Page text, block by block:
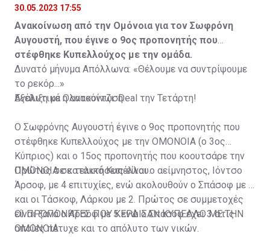
30.05.2023 17:55
Ανακοίνωση από την Ομόνοια για τον Σωφρόνη
Αυγουστή, που έγινε ο 9ος προπονητής που
στέφθηκε Κυπελλούχος με την ομάδα.
Δυνατό μήνυμα Απόλλωνα: «Θέλουμε να συντρίψουμε
το ρεκόρ...»
Εξέλιξη με Ολατούντζι: Deal την Τετάρτη!
Αναλυτικά η ανακοίνωση:
Ο Σωφρόνης Αυγουστή έγινε ο 9ος προπονητής που
στέφθηκε Κυπελλούχος με την ΟΜΟΝΟΙΑ (ο 3ος
Κύπριος) και ο 15ος προπονητής που κοουτσάρε την
ΟΜΟΝΟΙΑ σε τελικό Κυπέλλου.
Πρώτος σε κατακτήσεις είναι ο αείμνηστος, Ιόντσο
Άρσοφ, με 4 επιτυχίες, ενώ ακολουθούν ο Σπάσοφ με 3
και οι Τάσκοφ, Λάρκου με 2. Πρώτος σε συμμετοχές
είναι ξανά ο Άρσοφ με 5 ενώ ο Σπάσοφ έχει 3 στις
οποίες πέτυχε και το απόλυτο των νικών.
ΟΙ ΠΡΟΠΟΝΗΤΕΣ ΠΟΥ ΚΕΡΔΙΣΑΝ ΚΥΠΕΛΛΟ ΜΕ ΤΗΝ
ΟΜΟΝΟΙΑ